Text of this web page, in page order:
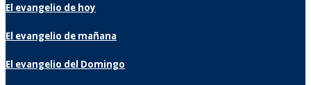
El evangelio de hoy
El evangelio de mañana
El evangelio del Domingo